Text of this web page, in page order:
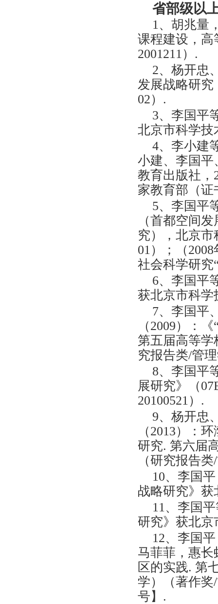
省部级以
1、胡兆量
课程建设，高
2001211）.
2、杨开忠
发展战略研究
02）.
3、李国平
北京市科学技
4、李小建
小建、李国平
教育出版社，
家教育部（证
5、李国平
（首都空间
究），北京市
01）；（
社会科学研究
6、李国平
获北京市科学
7、李国平
（2009）：
第五届高等
究报告类/管
8、李国平
展研究》（
20100521）.
9、杨开忠
（2013）：
研究. 第六届
（研究报告
10、李国
战略研究》
11、李国
研究》获北京
12、李国
马菲菲，惠长
区的实践. 第
学）（著作奖
号】.